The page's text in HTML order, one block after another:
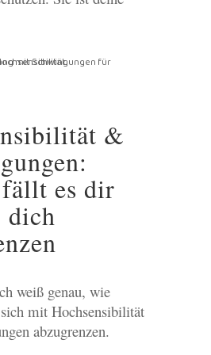
&
es dir
dich
weiß genau, wie
mit Hochsensibilität
abzugrenzen.